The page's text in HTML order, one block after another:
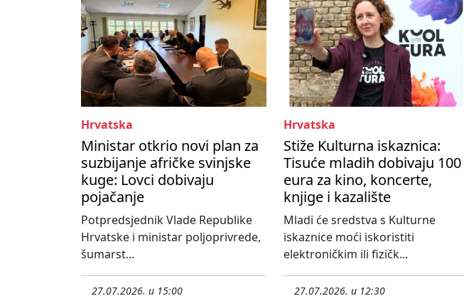
Hrvatska
Ministar otkrio novi plan za
suzbijanje afričke svinjske
kuge: Lovci dobivaju
pojačanje
Potpredsjednik Vlade Republike
Hrvatske i ministar poljoprivrede,
šumarst...
27.07.2026. u 15:00
Hrvatska
Stiže Kulturna iskaznica:
Tisuće mladih dobivaju 100
eura za kino, koncerte,
knjige i kazalište
Mladi će sredstva s Kulturne
iskaznice moći iskoristiti
elektroničkim ili fizičk...
27.07.2026. u 12:30